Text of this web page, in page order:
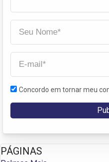
Concordo em tornar meu
PÁGINAS